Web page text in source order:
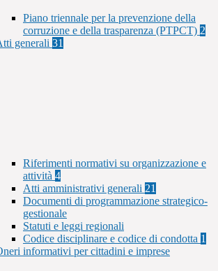
Piano triennale per la prevenzione della
corruzione e della trasparenza (PTPCT) 2
generali 31
Riferimenti normativi su organizzazione e
attività 4
Atti amministrativi generali 21
Documenti di programmazione strategico-
gestionale
Statuti e leggi regionali
Codice disciplinare e codice di condotta 1
informativi per cittadini e imprese